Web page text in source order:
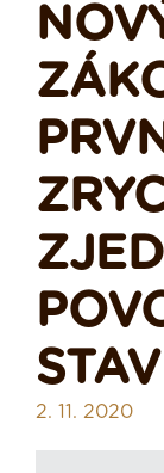
2. 11. 2020